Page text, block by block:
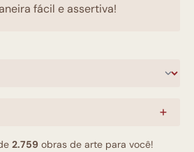
fácil e assertiva!
2.759 obras de arte para você!